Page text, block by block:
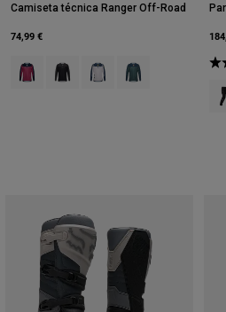
Camiseta técnica Ranger Off-Road
74,99 €
Product swatch type of Berry.
Product swatch type of Negro.
Product swatch type of
Product swatch